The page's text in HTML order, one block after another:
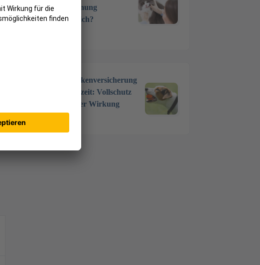
Zahnentfernung
unumgänglich?
Hundekrankenversicherung
ohne Wartezeit: Vollschutz
mit sofortiger Wirkung